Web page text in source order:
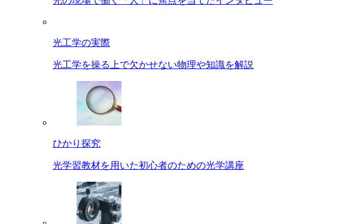
光工学の実際
光工学を操る上で欠かせない物理や知識を解説
ひかり探究
光学習教材を用いた初心者のための光学講座